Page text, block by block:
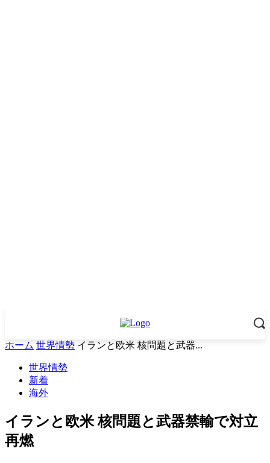
ホーム 世界情勢 イランと欧米 核問題と武器...
世界情勢
新着
海外
イランと欧米 核問題と武器禁輸で対立
再燃